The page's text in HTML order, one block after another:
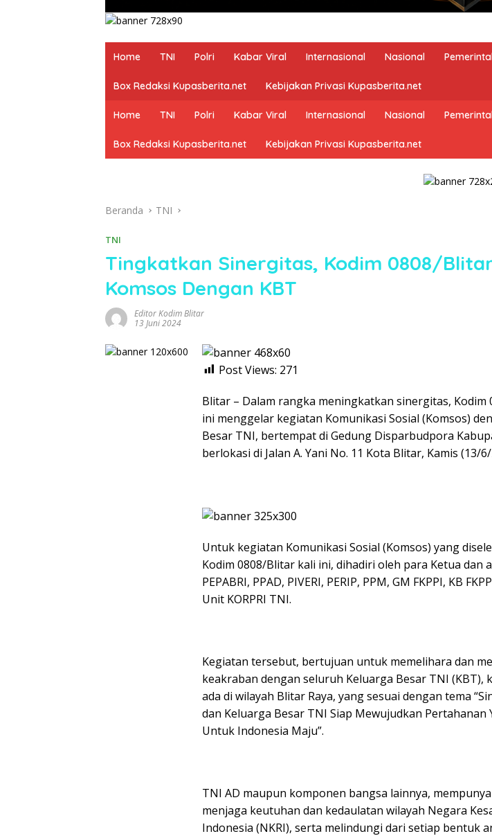
Home TNI Polri Kabar Viral Internasional Nasional
Box Redaksi Kupasberita.net Kebijakan Privasi Kupasberita.net
Home TNI Polri Kabar Viral Internasional Nasional
Box Redaksi Kupasberita.net Kebijakan Privasi Kupasberita.net
Beranda TNI
TNI
Tingkatkan Sinergitas, Kodim 0808/
Komsos Dengan KBT
Editor Kodim Blitar
13 Juni 2024
Post Views: 271
Blitar – Dalam rangka meningkatkan sinergitas, Kodim
ini menggelar kegiatan Komunikasi Sosial (Komsos)
Besar TNI, bertempat di Gedung Disparbudpora
berlokasi di Jalan A. Yani No. 11 Kota Blitar, Kamis (13/
Untuk kegiatan Komunikasi Sosial (Komsos) yang
Kodim 0808/Blitar kali ini, dihadiri oleh para Ketua dan
PEPABRI, PPAD, PIVERI, PERIP, PPM, GM FKPPI, KB
Unit KORPRI TNI.
Kegiatan tersebut, bertujuan untuk memelihara dan
keakraban dengan seluruh Keluarga Besar TNI (KBT),
ada di wilayah Blitar Raya, yang sesuai dengan tema
dan Keluarga Besar TNI Siap Mewujudkan Pertahanan
Untuk Indonesia Maju”.
TNI AD maupun komponen bangsa lainnya,
menjaga keutuhan dan kedaulatan wilayah Negara
Indonesia (NKRI), serta melindungi dari setiap bentuk